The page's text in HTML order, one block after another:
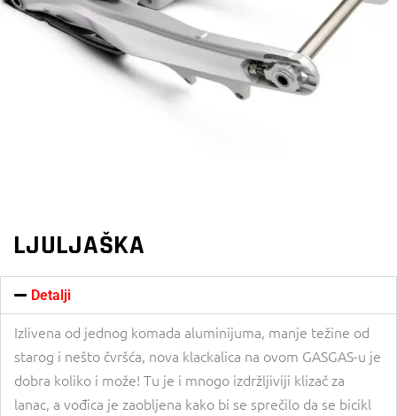
LJULJAŠKA
Detalji
Izlivena od jednog komada aluminijuma, manje težine od
starog i nešto čvršća, nova klackalica na ovom GASGAS-u je
dobra koliko i može! Tu je i mnogo izdržljiviji klizač za
lanac, a vođica je zaobljena kako bi se sprečilo da se bicikl